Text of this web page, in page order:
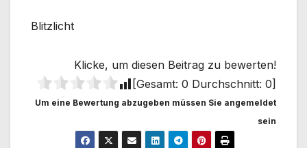
Blitzlicht
Klicke, um diesen Beitrag zu bewerten!
[Gesamt: 0 Durchschnitt: 0]
Um eine Bewertung abzugeben müssen Sie angemeldet
sein